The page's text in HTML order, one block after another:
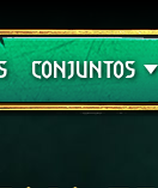
CONJUNTOS
Crimson